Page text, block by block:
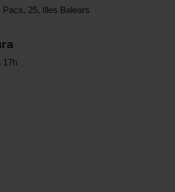
25, Illes Balears
17h